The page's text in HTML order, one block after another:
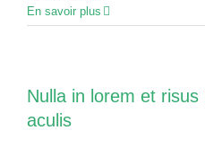
En savoir plus
Nulla in lorem et
aculis